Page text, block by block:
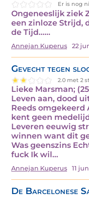
Er is nog
Ongeneeslijk ziek
een zinloze Strijd,
de Tijd...…
Annejan Kuperus 22
Gevecht tegen
2.0 met 2
Lieke Marsman;
Leven aan, dood
Reeds omgekeerd
kent geen
Leveren eeuwig
winnen want dit
Was geenszins
fuck Ik wil…
Annejan Kuperus 11
De Barcelonese